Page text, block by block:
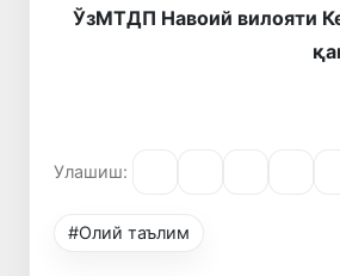
ЎзМТДП Навоий вилояти
Улашиш:
#Олий таълим